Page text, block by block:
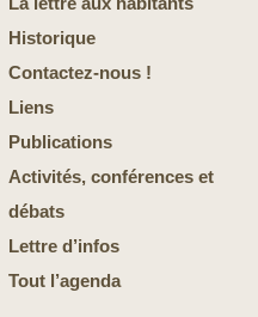
Historique
Contactez-nous !
Liens
Publications
Activités, conférences et
débats
Lettre d’infos
Tout l’agenda